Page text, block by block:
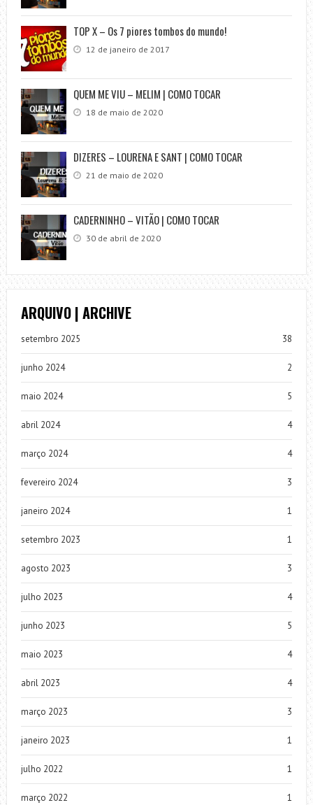
TOP X – Os 7 piores tombos do mundo!
12 de janeiro de 2017
QUEM ME VIU – MELIM | COMO TOCAR
18 de maio de 2020
DIZERES – LOURENA E SANT | COMO TOCAR
21 de maio de 2020
CADERNINHO – VITÃO | COMO TOCAR
30 de abril de 2020
ARQUIVO | ARCHIVE
setembro 2025 38
junho 2024 2
maio 2024 5
abril 2024 4
março 2024 4
fevereiro 2024 3
janeiro 2024 1
setembro 2023 1
agosto 2023 3
julho 2023 4
junho 2023 5
maio 2023 4
abril 2023 4
março 2023 3
janeiro 2023 1
julho 2022 1
março 2022 1